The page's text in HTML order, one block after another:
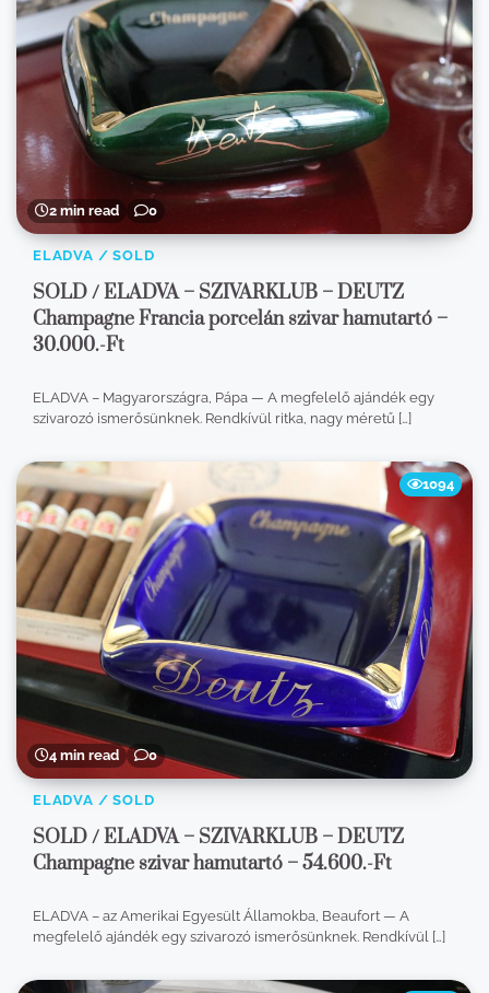
2 min read 0
ELADVA / SOLD
SOLD / ELADVA – SZIVARKLUB – DEUTZ
Champagne Francia porcelán szivar hamutartó –
30.000.-Ft
ELADVA – Magyarországra, Pápa — A megfelelő ajándék egy
szivarozó ismerősünknek. Rendkívül ritka, nagy méretű […]
4 min read 0
1094
ELADVA / SOLD
SOLD / ELADVA – SZIVARKLUB – DEUTZ
Champagne szivar hamutartó – 54.600.-Ft
ELADVA – az Amerikai Egyesült Államokba, Beaufort — A
megfelelő ajándék egy szivarozó ismerősünknek. Rendkívül […]